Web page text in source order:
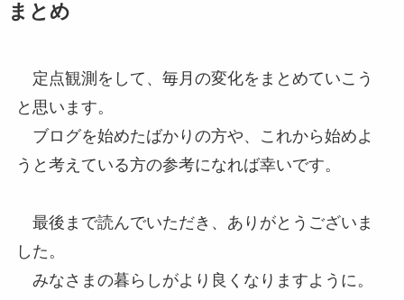
まとめ
定点観測をして、毎月の変化をまとめていこう
と思います。
ブログを始めたばかりの方や、これから始めよ
うと考えている方の参考になれば幸いです。
最後まで読んでいただき、ありがとうございま
した。
みなさまの暮らしがより良くなりますように。